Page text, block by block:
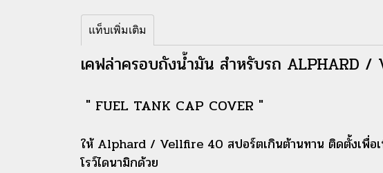
แท็บเพิ่มเติม
เคฟล่าครอบถังน้ำมัน สำหรับรถ ALPHARD /
" FUEL TANK CAP COVER "
ให้ Alphard / Vellfire 40 สปอร์ตเกินต้านทาน ติดตั้งเพื่อเ
โรว์ไดนามิกด้วย